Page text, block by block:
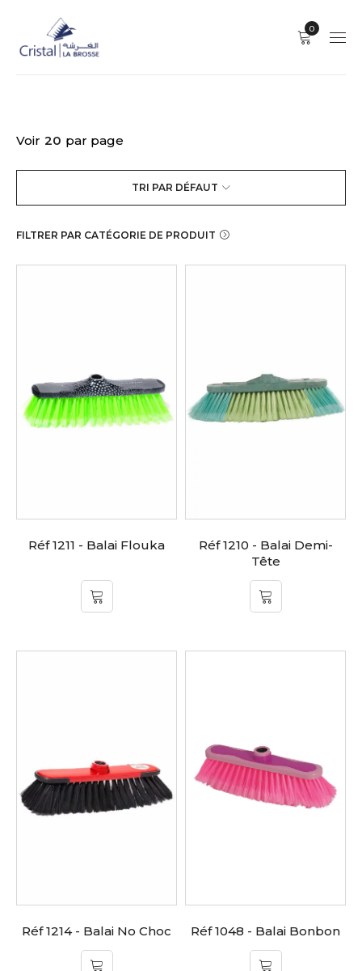
0
FILTRER PAR CATÉGORIE DE PRODUIT
TRI PAR DÉFAUT
Voir 20 par page
Réf 1211 - Balai Flouka
Réf 1210 - Balai Demi-
Tête
Réf 1214 - Balai No Choc Réf 1048 - Balai Bonbon